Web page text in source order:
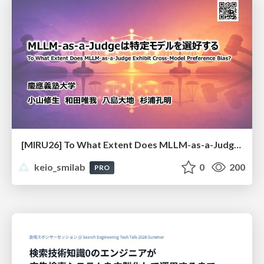
[MIRU26] To What Extent Does MLLM-as-a-Judge Exhibit Cross-Model Preference Bias?
keio_smilab
PRO 0 200